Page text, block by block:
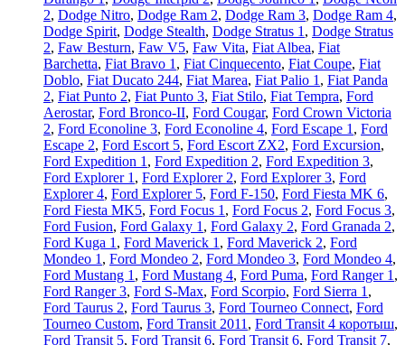
2, Dodge Nitro, Dodge Ram 2, Dodge Ram 3, Dodge Ram 4,
Dodge Spirit, Dodge Stealth, Dodge Stratus 1 , Dodge Stratus
2, Faw Besturn, Faw V5, Faw Vita, Fiat Albea, Fiat
Barchetta, Fiat Bravo 1 , Fiat Cinquecento, Fiat Coupe, Fiat
Doblo, Fiat Ducato 244, Fiat Marea, Fiat Palio 1 , Fiat Panda
2, Fiat Punto 2, Fiat Punto 3, Fiat Stilo, Fiat Tempra, Ford
Aerostar, Ford Bronco-II, Ford Cougar, Ford Crown Victoria
2, Ford Econoline 3, Ford Econoline 4, Ford Escape 1 , Ford
Escape 2, Ford Escort 5, Ford Escort ZX2, Ford Excursion,
Ford Expedition 1 , Ford Expedition 2, Ford Expedition 3,
Ford Explorer 1 , Ford Explorer 2, Ford Explorer 3, Ford
Explorer 4, Ford Explorer 5, Ford F-150, Ford Fiesta MK 6,
Ford Fiesta MK5, Ford Focus 1 , Ford Focus 2, Ford Focus 3,
Ford Fusion, Ford Galaxy 1 , Ford Galaxy 2, Ford Granada 2,
Ford Kuga 1 , Ford Maverick 1 , Ford Maverick 2, Ford
Mondeo 1 , Ford Mondeo 2, Ford Mondeo 3, Ford Mondeo 4,
Ford Mustang 1 , Ford Mustang 4, Ford Puma, Ford Ranger 1 ,
Ford Ranger 3, Ford S-Max, Ford Scorpio, Ford Sierra 1 ,
Ford Taurus 2, Ford Taurus 3, Ford Tourneo Connect, Ford
Tourneo Custom, Ford Transit 2011 , Ford Transit 4 коротыш,
Ford Transit 5, Ford Transit 6, Ford Transit 6, Ford Transit 7,